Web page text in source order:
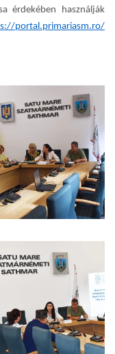
érdekében használják
portal.primariasm.ro/